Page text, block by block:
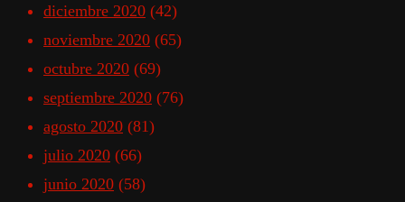
diciembre 2020 (42)
noviembre 2020 (65)
octubre 2020 (69)
septiembre 2020 (76)
agosto 2020 (81)
julio 2020 (66)
junio 2020 (58)